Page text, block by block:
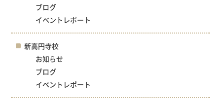
ブログ
イベントレポート
新高円寺校
お知らせ
ブログ
イベントレポート